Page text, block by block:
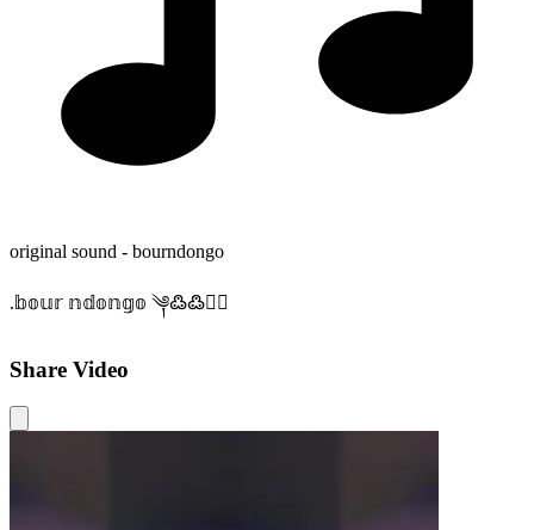
original sound - bourndongo
.𝕓𝕠𝕦𝕣 𝕟𝕕𝕠𝕟𝕘𝕠 ༆߷߷✊🏽
Share Video